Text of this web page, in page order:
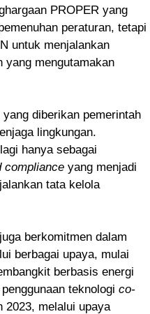
PROPER yang
peraturan, tetapi
untuk menjalankan
yang mengutamakan
diberikan pemerintah
lingkungan.
hanya sebagai
compliance yang menjadi
tata kelola
berkomitmen dalam
berbagai upaya, mulai
berbasis energi
teknologi co-
2023, melalui upaya